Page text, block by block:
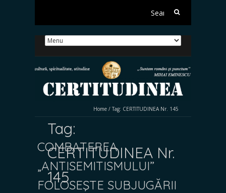
Search
Home / Tag: CERTITUDINEA Nr. 145
Tag:
CERTITUDINEA Nr.
145
COMBATEREA
„ANTISEMITISMULUI”
FOLOSEŞTE SUBJUGĂRII